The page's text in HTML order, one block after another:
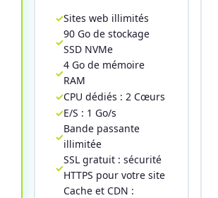
Sites web illimités
90 Go de stockage
SSD NVMe
4 Go de mémoire
RAM
CPU dédiés : 2 Cœurs
E/S : 1 Go/s
Bande passante
illimitée
SSL gratuit : sécurité
HTTPS pour votre site
Cache et CDN :